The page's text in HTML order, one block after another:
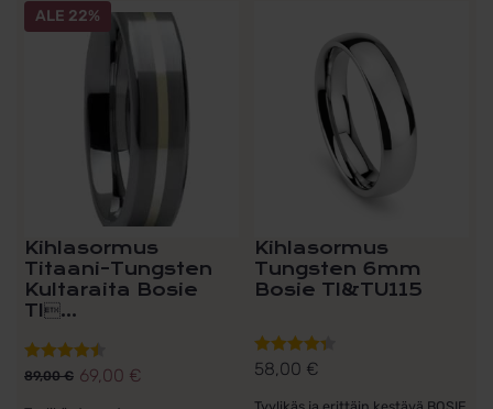
ALE 22%
Kihlasormus
Titaani-Tungsten
Kultaraita Bosie
TI...
Arvostelu
89,00€
Alkuperäinen
69,00 €
Nykyinen
Tällä
tuotteella
muunnelma.
Kihlasormus
Tungsten 6mm
Bosie TI&TU115
Arvostelu
58,00 €
muunnelma.